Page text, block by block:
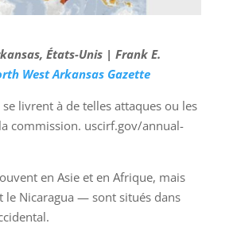
États-Unis | Frank E.
West Arkansas Gazette
livrent à de telles attaques ou les
commission. uscirf.gov/annual-
en Asie et en Afrique, mais
le Nicaragua — sont situés dans